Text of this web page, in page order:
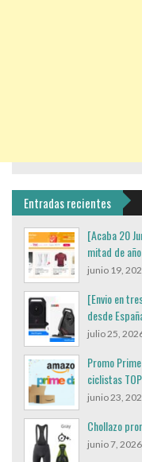
Entradas recientes
[Acaba 20
mitad de año
junio 19,
[Envio en
desde
julio 25,
Promo
ciclistas TOP
junio 23,
Chollazo
junio 7, 2026